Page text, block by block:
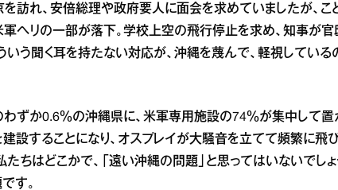
訪れ、安倍総理や政府要人に面会を求めていましたが、こ
ヘリの一部が落下。学校上空の飛行停止を求め、知事が
いう聞く耳を持たない対応が、沖縄を蔑んで、軽視してい
わずか0.6％の沖縄県に、米軍専用施設の74％が集中して置
設することになり、オスプレイが大騒音を立てて頻繁に飛
たちはどこかで、「遠い沖縄の問題」と思ってはいないでしょ
す。